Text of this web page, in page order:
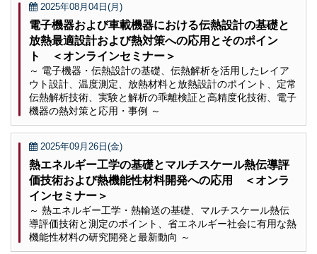
2025年08月04日(月)
電子機器および車載機器における伝熱設計の基礎と
放熱最適設計および熱対策への応用とそのポイン
ト ＜オンラインセミナー＞
～ 電子機器・伝熱設計の基礎、伝熱解析を活用したレイア
ウト設計、温度測定、放熱材料と放熱設計のポイント、定常
伝熱解析技術、実験と解析の乖離検証と高精度化技術、電子
機器の熱対策と応用・事例 ～
2025年09月26日(金)
熱エネルギー工学の基礎とマルチスケール熱伝導評
価技術および熱機能性材料開発への応用 ＜オンラ
インセミナー＞
～ 熱エネルギー工学・熱輸送の基礎、マルチスケール熱伝
導評価技術と測定のポイント、省エネルギー社会に有用な熱
機能性材料の研究開発と最新動向 ～